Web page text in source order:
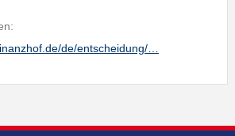
de/entscheidung/…